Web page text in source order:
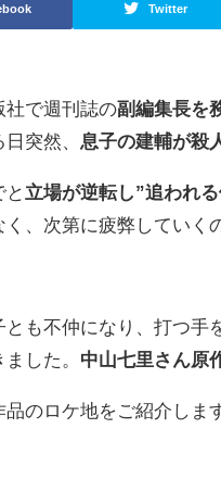
Twitter
社で週刊誌の副編集長を
突然、 息子の建輔が殺
と 立場が逆転し”追われ
く、次第に疲弊していく
とも不仲になり、打つ手
した。 中山七里さん原
品のロケ地をご紹介しま